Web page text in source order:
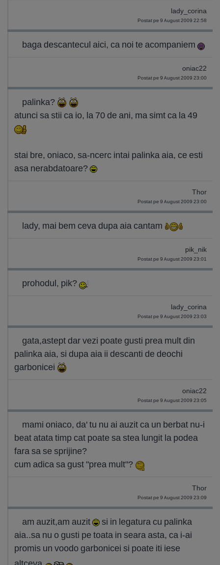
lady_corina
Postat pe 9 August 2009 22:58
baga descantecul aici, ca noi te acompaniem
oniac22
Postat pe 9 August 2009 23:00
palinka?
atunci sa stii ca io, la 70 de ani, ma simt ca la 49
stai bre, oniaco, sa-ncerc intai palinka aia, ce esti
asa nerabdatoare?
Thor
Postat pe 9 August 2009 23:00
lady, mai bem ceva dupa aia cantam
pik_nik
Postat pe 9 August 2009 23:01
prohodul, pik?
lady_corina
Postat pe 9 August 2009 23:03
gata,astept dar vezi poate gusti prea mult din
palinka aia, si dupa aia ii descanti de deochi
garbonicei
oniac22
Postat pe 9 August 2009 23:05
mami oniaco, da' tu nu ai auzit ca un berbat nu-i
beat atata timp cat poate sa stea lungit la podea
fara sa se sprijine?
cum adica sa gust "prea mult"?
Thor
Postat pe 9 August 2009 23:09
am auzit,am auzit
si in legatura cu palinka
aia..sa nu o gusti pe toata in seara asta, ca i-ai
promis un voodo garbonicei si poate iti iese